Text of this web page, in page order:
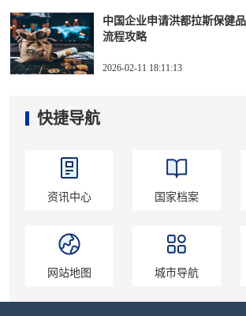
中国企业申请洪都拉斯保健
流程攻略
2026-02-11 18:11:13
快捷导航
资讯中心 国家档案
网站地图 城市导航